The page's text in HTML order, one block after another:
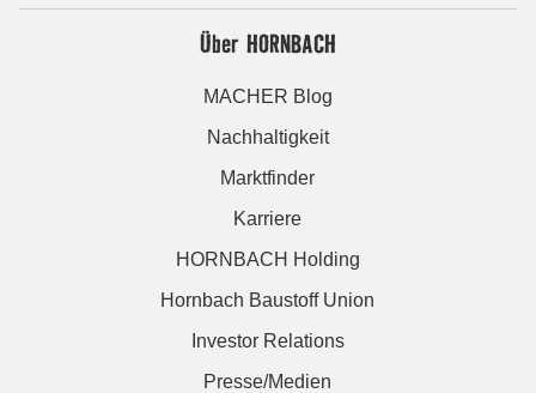
Über HORNBACH
MACHER Blog
Nachhaltigkeit
Marktfinder
Karriere
HORNBACH Holding
Hornbach Baustoff Union
Investor Relations
Presse/Medien